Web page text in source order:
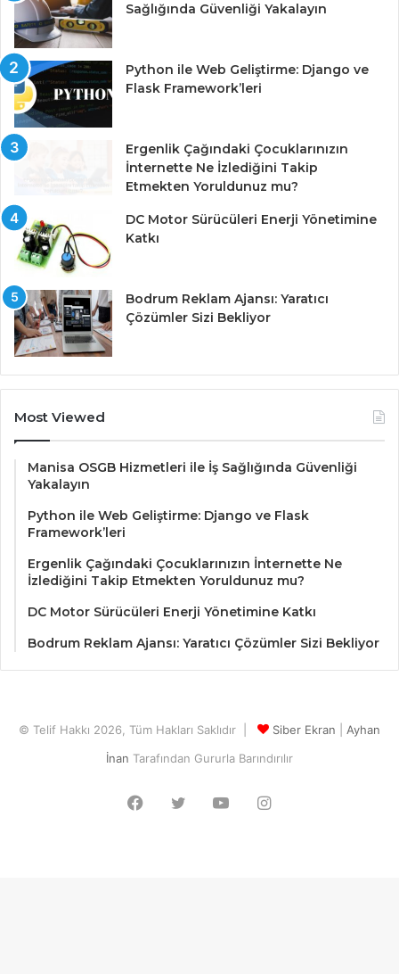
Sağlığında Güvenliği Yakalayın
Python ile Web Geliştirme: Django ve
Flask Framework’leri
Ergenlik Çağındaki Çocuklarınızın
İnternette Ne İzlediğini Takip
Etmekten Yoruldunuz mu?
DC Motor Sürücüleri Enerji Yönetimine
Katkı
Bodrum Reklam Ajansı: Yaratıcı
Çözümler Sizi Bekliyor
Most Viewed
Manisa OSGB Hizmetleri ile İş Sağlığında Güvenliği
Yakalayın
Python ile Web Geliştirme: Django ve Flask
Framework’leri
Ergenlik Çağındaki Çocuklarınızın İnternette Ne
İzlediğini Takip Etmekten Yoruldunuz mu?
DC Motor Sürücüleri Enerji Yönetimine Katkı
Bodrum Reklam Ajansı: Yaratıcı Çözümler Sizi Bekliyor
© Telif Hakkı 2026, Tüm Hakları Saklıdır | Siber Ekran
Ayhan
İnan Tarafından Gururla Barındırılır
Facebook
TwitterYouTubeInstagram